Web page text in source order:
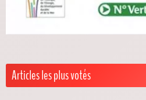
Articles les plus votés